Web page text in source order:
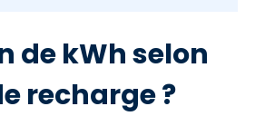
de kWh selon
recharge ?